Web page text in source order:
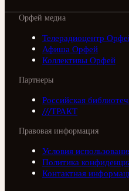
Орфей медиа
Телерадиоцентр
Афиша Орфей
Коллективы Орфей
Партнеры
Российская
///ТРАКТ
Правовая информация
Условия
Политика
Контактная